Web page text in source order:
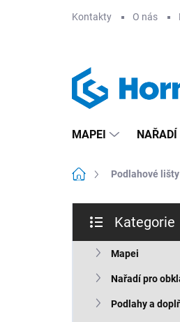
Kontakty O nás
MAPEI NAŘADÍ
Domů Podlahové lišty
s
kategorie
Kategorie
Mapei
Nařadí pro
Podlahy a